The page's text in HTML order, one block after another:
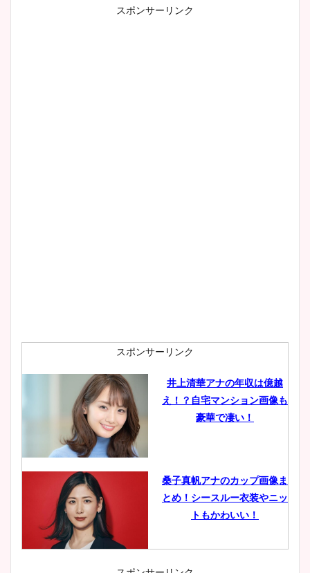
スポンサーリンク
スポンサーリンク
井上清華アナの年収は億越
え！？自宅マンション画像も
豪華で凄い！
桑子真帆アナのカップ画像ま
とめ！シースルー衣装やニッ
トもかわいい！